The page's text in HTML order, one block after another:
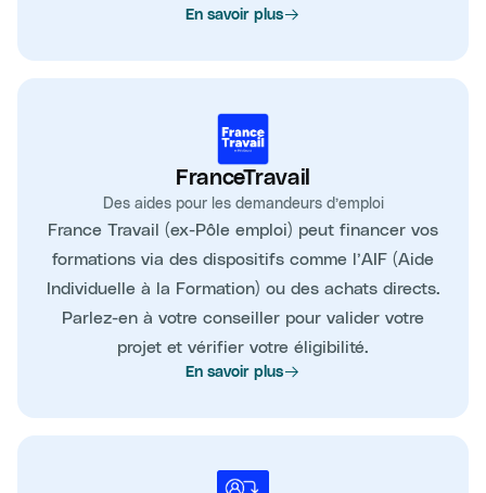
En savoir plus
FranceTravail
Des aides pour les demandeurs d’emploi
France Travail (ex-Pôle emploi) peut financer vos
formations via des dispositifs comme l’AIF (Aide
Individuelle à la Formation) ou des achats directs.
Parlez-en à votre conseiller pour valider votre
projet et vérifier votre éligibilité.
En savoir plus